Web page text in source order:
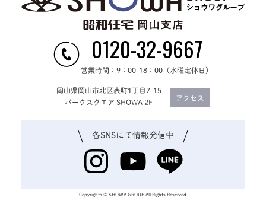
0120-32-9667
営業時間：9：00-18：00（水曜定休日）
岡山県岡山市北区表町1丁目7-15
パークスクエア SHOWA 2F
アクセス
各SNSにて情報発信中
Copyrights © SHOWA GROUP All Rights Reserved.